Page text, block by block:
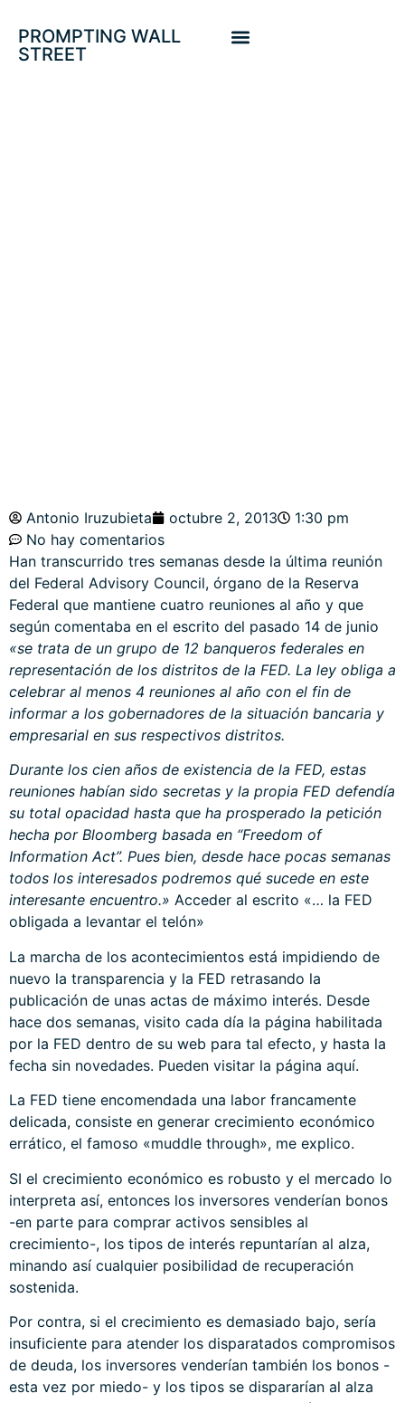
PROMPTING WALL
STREET
Antonio Iruzubieta octubre 2, 2013
1:30 pm
No hay comentarios
Han transcurrido tres semanas desde la última reunión
del Federal Advisory Council, órgano de la Reserva
Federal que mantiene cuatro reuniones al año y que
según comentaba en el escrito del pasado 14 de junio
«se trata de un grupo de 12 banqueros federales en
representación de los distritos de la FED. La ley obliga a
celebrar al menos 4 reuniones al año con el fin de
informar a los gobernadores de la situación bancaria y
empresarial en sus respectivos distritos.
Durante los cien años de existencia de la FED, estas
reuniones habían sido secretas y la propia FED defendía
su total opacidad hasta que ha prosperado la petición
hecha por Bloomberg basada en “Freedom of
Information Act”. Pues bien, desde hace pocas semanas
todos los interesados podremos qué sucede en este
interesante encuentro.» Acceder al escrito «… la FED
obligada a levantar el telón»
La marcha de los acontecimientos está impidiendo de
nuevo la transparencia y la FED retrasando la
publicación de unas actas de máximo interés. Desde
hace dos semanas, visito cada día la página habilitada
por la FED dentro de su web para tal efecto, y hasta la
fecha sin novedades. Pueden visitar la página aquí.
La FED tiene encomendada una labor francamente
delicada, consiste en generar crecimiento económico
errático, el famoso «muddle through», me explico.
SI el crecimiento económico es robusto y el mercado lo
interpreta así, entonces los inversores venderían bonos
-en parte para comprar activos sensibles al
crecimiento-, los tipos de interés repuntarían al alza,
minando así cualquier posibilidad de recuperación
sostenida.
Por contra, si el crecimiento es demasiado bajo, sería
insuficiente para atender los disparatados compromisos
de deuda, los inversores venderían también los bonos -
esta vez por miedo- y los tipos se dispararían al alza